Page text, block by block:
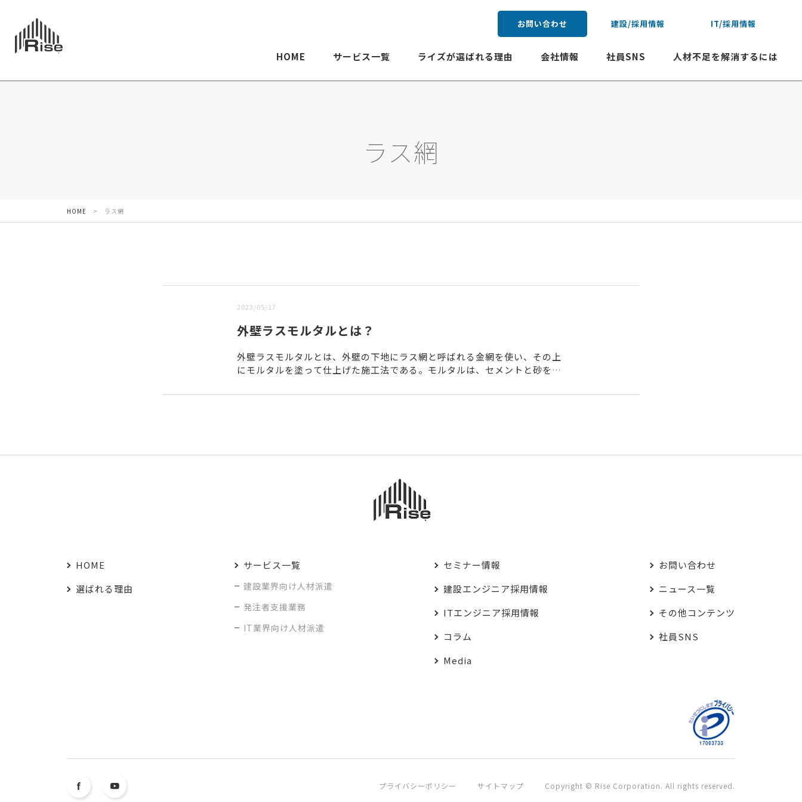
お問い合わせ 建設/採用情報 IT/採用情報
HOME サービス一覧 ライズが選ばれる理由 会社情報 社員SNS 人材不足を解消するには
ラス網
HOME > ラス網
2023/05/17
外壁ラスモルタルとは？
外壁ラスモルタルとは、外壁の下地にラス網と呼ばれる金網を使い、その上
にモルタルを塗って仕上げた施工法である。モルタルは、セメントと砂を混
HOME
選ばれる理由
サービス一覧
建設業界向け人材派遣
発注者支援業務
IT業界向け人材派遣
セミナー情報
建設エンジニア採用情報
ITエンジニア採用情報
コラム
Media
お問い合わせ
ニュース一覧
その他コンテンツ
社員SNS
プライバシーポリシー サイトマップ Copyright © Rise Corporation. All rights reserved.